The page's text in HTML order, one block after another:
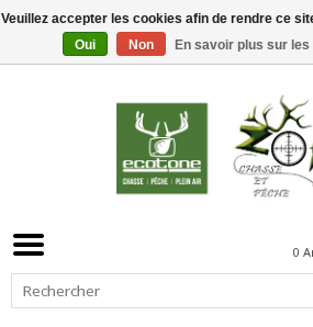
0
Veuillez accepter les cookies afin de rendre ce
Oui
Non En savoir plus sur